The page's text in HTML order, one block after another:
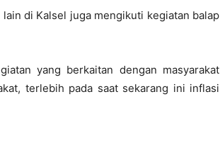
di Kalsel juga mengikuti kegiatan balap
yang berkaitan dengan masyarakat
terlebih pada saat sekarang ini inflasi